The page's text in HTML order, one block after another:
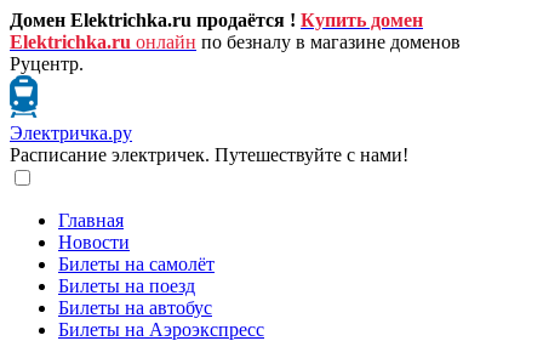
Домен Elektrichka.ru продаётся ! Купить домен
Elektrichka.ru онлайн по безналу в магазине доменов
Руцентр.
Электричка.ру
Расписание электричек. Путешествуйте с нами!
Главная
Новости
Билеты на самолёт
Билеты на поезд
Билеты на автобус
Билеты на Аэроэкспресс